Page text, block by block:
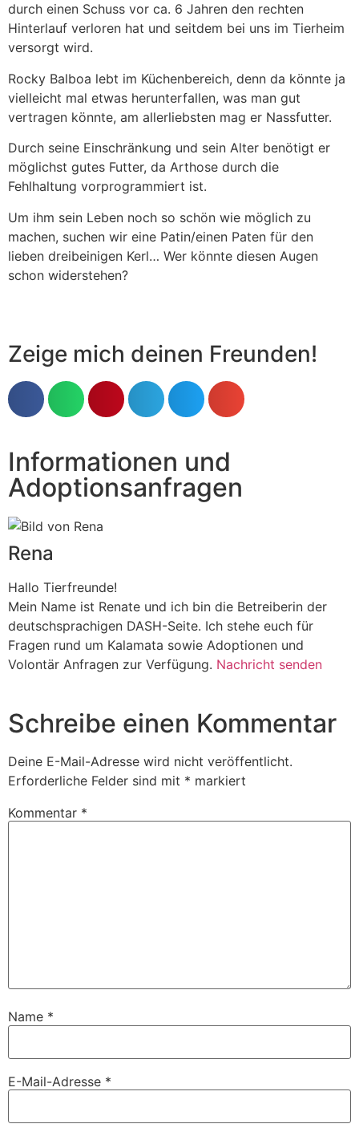
durch einen Schuss vor ca. 6 Jahren den rechten
Hinterlauf verloren hat und seitdem bei uns im Tierheim
versorgt wird.
Rocky Balboa lebt im Küchenbereich, denn da könnte ja
vielleicht mal etwas herunterfallen, was man gut
vertragen könnte, am allerliebsten mag er Nassfutter.
Durch seine Einschränkung und sein Alter benötigt er
möglichst gutes Futter, da Arthose durch die
Fehlhaltung vorprogrammiert ist.
Um ihm sein Leben noch so schön wie möglich zu
machen, suchen wir eine Patin/einen Paten für den
lieben dreibeinigen Kerl… Wer könnte diesen Augen
schon widerstehen?
Zeige mich deinen Freunden!
Informationen und
Adoptionsanfragen
Rena
Hallo Tierfreunde!
Mein Name ist Renate und ich bin die Betreiberin der
deutschsprachigen DASH-Seite. Ich stehe euch für
Fragen rund um Kalamata sowie Adoptionen und
Volontär Anfragen zur Verfügung. Nachricht senden
Schreibe einen Kommentar
Deine E-Mail-Adresse wird nicht veröffentlicht.
Erforderliche Felder sind mit * markiert
Kommentar *
Name *
E-Mail-Adresse *